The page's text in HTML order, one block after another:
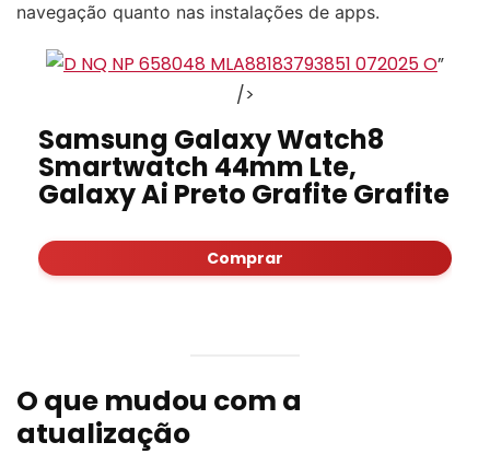
navegação quanto nas instalações de apps.
”
/>
Samsung Galaxy Watch8
Smartwatch 44mm Lte,
Galaxy Ai Preto Grafite Grafite
Comprar
O que mudou com a
atualização